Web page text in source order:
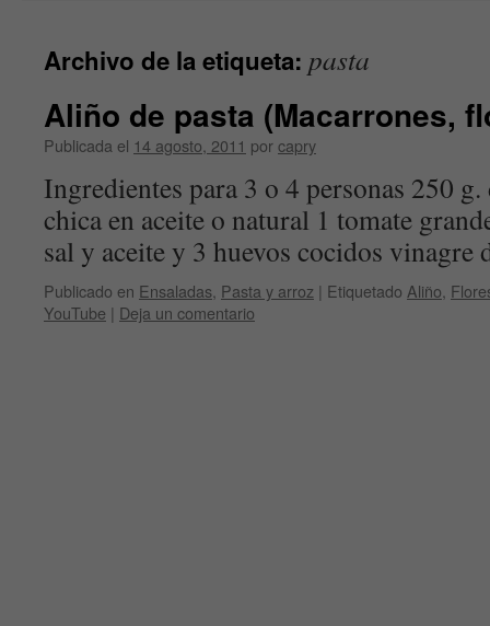
Archivo de la etiqueta: pasta
Aliño de pasta (Macarrones,
Publicada el 14 agosto, 2011 porcapry
Ingredientes para 3 o 4 personas 250 g.
chica en aceite o natural 1 tomate
sal y aceite y 3 huevos cocidos vinagre
Publicado en Ensaladas Pasta y arroz | Etiquetado Aliño
YouTube | Deja un comentario